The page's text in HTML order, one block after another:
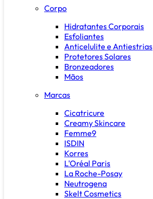
Corpo
Hidratantes Corporais
Esfoliantes
Anticelulite e Antiestrias
Protetores Solares
Bronzeadores
Mãos
Marcas
Cicatricure
Creamy Skincare
Femme9
ISDIN
Korres
L'Oréal Paris
La Roche-Posay
Neutrogena
Skelt Cosmetics